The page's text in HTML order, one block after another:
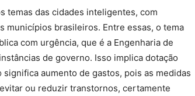
temas das cidades inteligentes, com
municípios brasileiros. Entre essas, o tema
com urgência, que é a Engenharia de
de governo. Isso implica dotação
aumento de gastos, pois as medidas
ou reduzir transtornos, certamente